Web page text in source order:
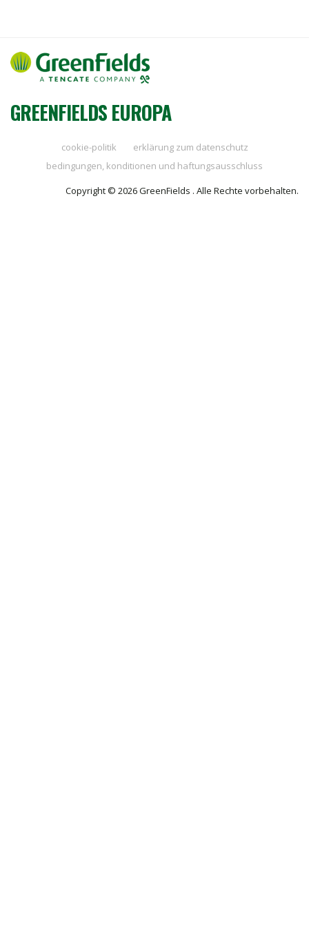
GREENFIELDS EUROPA
cookie-politik
erklärung zum datenschutz
bedingungen, konditionen und haftungsausschluss
Copyright © 2026 GreenFields . Alle Rechte vorbehalten.